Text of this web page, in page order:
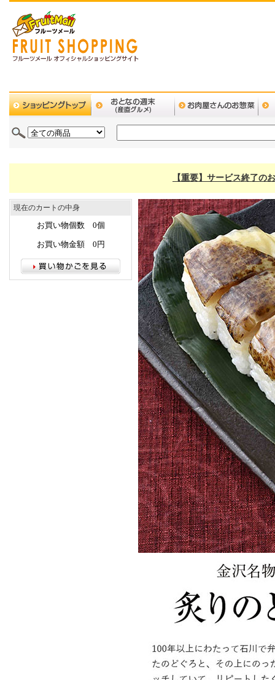
【重要】サービス終了の
現在のカートの中身
お買い物個数 0個
お買い物金額 0円